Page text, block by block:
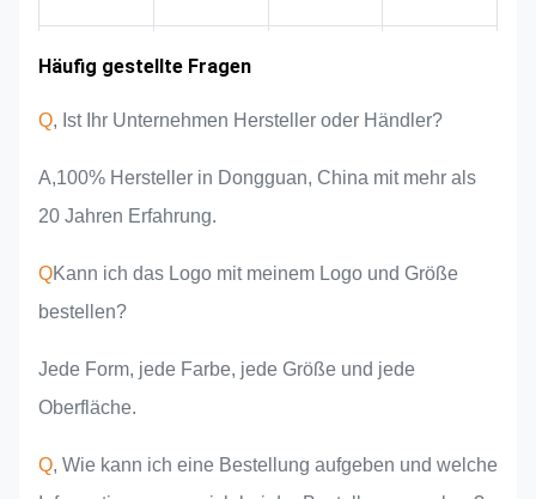
entspricht.
Erfahrungen in
Marktgebiet
Häufig gestellte Fragen
Q, Ist Ihr Unternehmen Hersteller oder Händler?
A,100% Hersteller in Dongguan, China mit mehr als
20 Jahren Erfahrung.
QKann ich das Logo mit meinem Logo und Größe
bestellen?
Jede Form, jede Farbe, jede Größe und jede
Oberfläche.
Q, Wie kann ich eine Bestellung aufgeben und welche